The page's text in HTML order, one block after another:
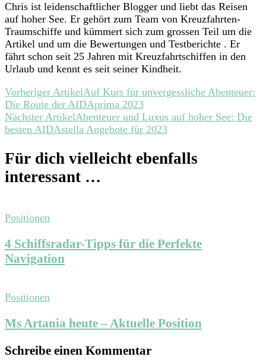
Chris ist leidenschaftlicher Blogger und liebt das Reisen
auf hoher See. Er gehört zum Team von Kreuzfahrten-
Traumschiffe und kümmert sich zum grossen Teil um die
Artikel und um die Bewertungen und Testberichte . Er
fährt schon seit 25 Jahren mit Kreuzfahrtschiffen in den
Urlaub und kennt es seit seiner Kindheit.
Beitragsnavigation
Vorheriger ArtikelAuf Kurs für unvergessliche Abenteuer:
Die Route der AIDAprima 2023
Nächster ArtikelAbenteuer und Luxus auf hoher See: Die
besten AIDAstella Angebote für 2023
Für dich vielleicht ebenfalls
interessant …
Positionen
4 Schiffsradar-Tipps für die Perfekte
Navigation
Positionen
Ms Artania heute – Aktuelle Position
Schreibe einen Kommentar